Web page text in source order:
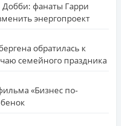
фанаты Гарри
энергопроект
обратилась к
семейного праздника
«Бизнес по-